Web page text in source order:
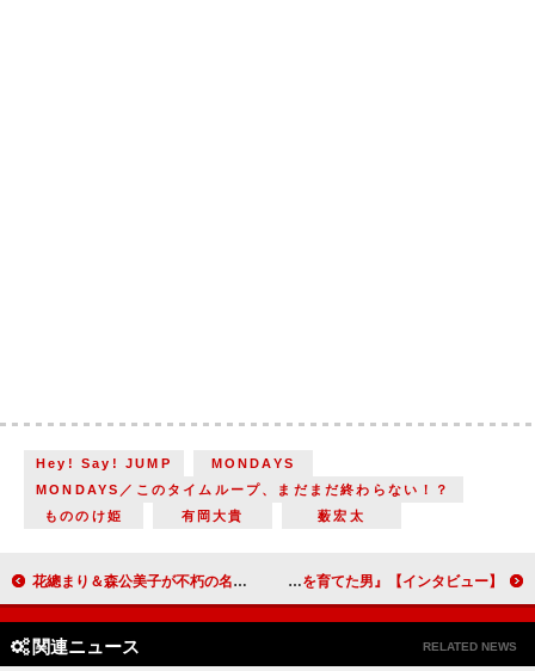
Hey! Say! JUMP
MONDAYS
MONDAYS／このタイムループ、まだまだ終わらない！？
もののけ姫
有岡大貴 薮宏太
花總まり＆森公美子が不朽の名作映画のミュージカルに挑む 「映画とはまた違う新しい『バグダッド・カフェ』に出合える」【インタビュー】 ジェイコブ・フォーチュン・ロイド「映画を見終わった後で、ブライアンのことを愛してほしいと思います」『ブライアン・エプスタイン 世界最高のバンドを育てた男』【インタビュー】
関連ニュース RELATED NEWS